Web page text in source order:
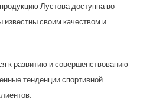
Лустова доступна во
известны своим качеством и
к развитию и совершенствованию
тенденции спортивной